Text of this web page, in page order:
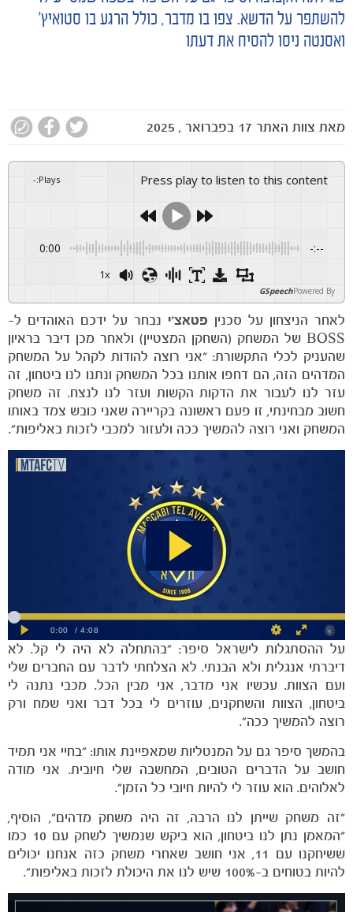
להשתפר על הדשא. צפו בו מדבר, כולל הרגע בו סטואיץ'
ואסנטה ניסו להסיח את דעתו
מאת צוות האתר 17 בפברואר , 2025
Press play to listen to this content
Plays
:
-
0:00 -:--
1x
Powered By
GSpeech
לאחר הניצחון על סכנין פטאצ'י נבחר על ידכם האוהדים ל-
BOSS של המשחק (השחקן המצטיין) ולאחר מכן דיבר בראיון
שהעניק לכלי התקשורת: "אני רוצה להודות לקהל על המשחק
המדהים הזה, הם דחפו אותנו בכל המשחק ונתנו לנו ביטחון, זה
עזר לנו לעבור את הדקות הקשות ועזר לנו לנצח. זה משחק
חשוב מבחינתי, זו פעם ראשונה בקריירה שאני כובש צמד באותו
המשחק ואני רוצה להמשיך ככה ולעזור למכבי לזכות באליפות".
על ההסתגלות לישראל סיפר: "בהתחלה לא היה לי קל. לא
דיברתי אנגלית ולא הבנתי. לא הצלחתי לדבר עם החברים שלי
ועם הצוות. עכשיו אני מדבר, אני מבין הכל. מכבי נתנה לי
ביטחון, הצוות והשחקנים, עוזרים לי בכל דבר ואני שמח ורק
רוצה להמשיך ככה".
בהמשך סיפר גם על המנטליות שמאפיינת אותו: "בחיי אני תמיד
חושב על הדברים הטובים, המחשבה שלי חיובית. אני מודה
לאלוהים. הוא עוזר לי להיות חיובי כל הזמן".
"זה משחק שייתן לנו הרבה, זה היה משחק מדהים", הוסיף,
"המאמן נתן לנו ביטחון, הוא ביקש שנמשיך לשחק עם 10 כמו
ששיחקנו עם 11, אני חושב שאחרי משחק כזה אנחנו יכולים
להיות בטוחים ב-100% שיש לנו את היכולת לזכות באליפות".